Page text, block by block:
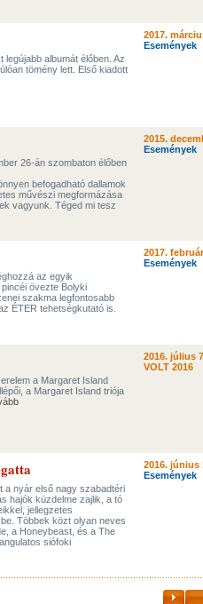
albumát élőben. Az
tömény lett. Első kiadott
2017.
Események
26-án szombaton élőben
befogadható dallamok
művészi megformázása
vagyunk. Téged mi tesz
2015.
Események
az egyik
övezte Bolyki
szakma legfontosabb
ÉTER tehetségkutató is.
2017.
Események
a Margaret Island
a Margaret Island triója
2016. július
VOLT 2016
a nyár első nagy szabadtéri
hajók küzdelme zajlik, a tó
jellegzetes
Többek közt olyan neves
a Honeybeast, és a The
siófoki
2016. június
Események